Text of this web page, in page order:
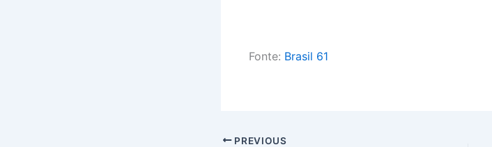
Fonte: Brasil 61
PREVIOUS